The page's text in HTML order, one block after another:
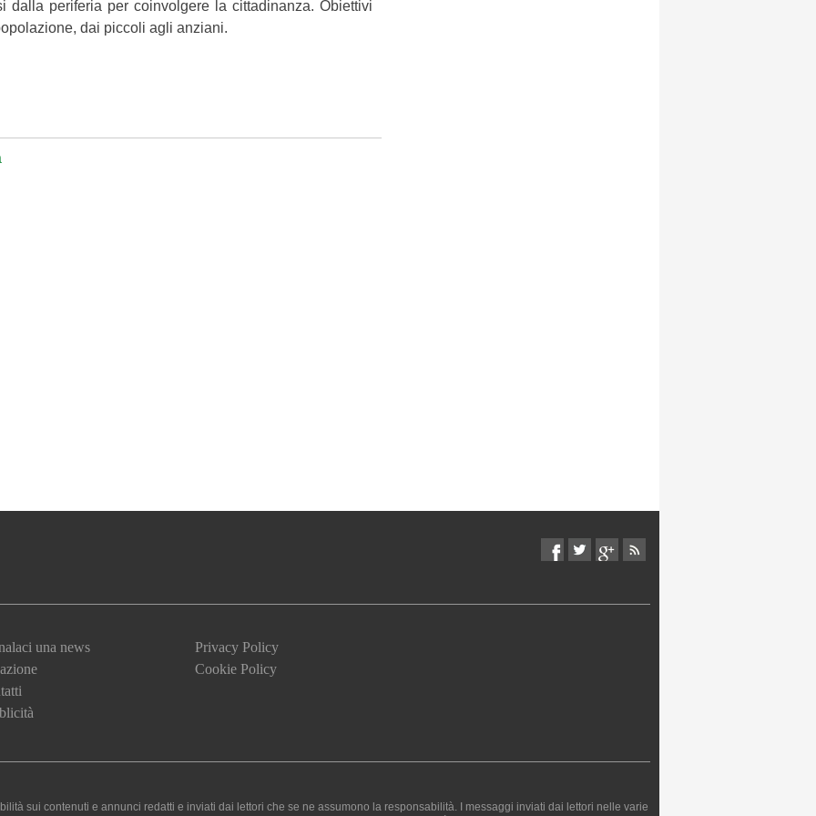
dalla periferia per coinvolgere la cittadinanza. Obiettivi
dai piccoli agli anziani.
una news
Privacy Policy
Cookie Policy
sui contenuti e annunci redatti e inviati dai lettori che se ne assumono la responsabilità. I messaggi inviati dai lettori nelle varie